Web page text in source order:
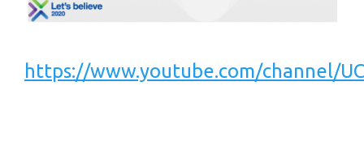
https://www.youtube.com/channel/